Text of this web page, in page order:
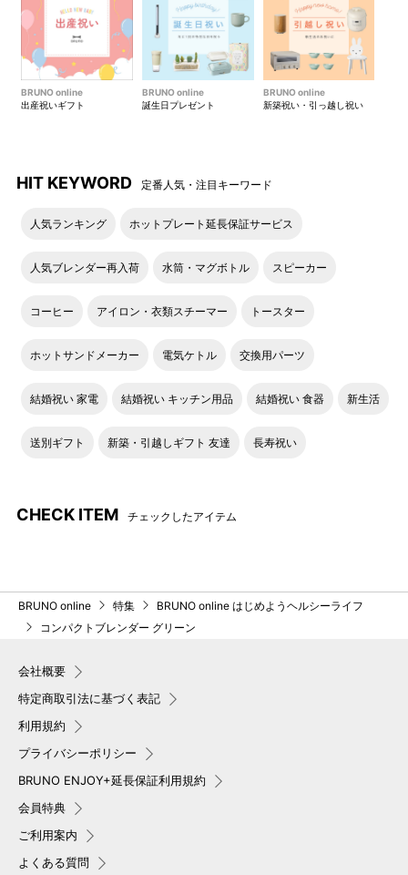
どのスイーツまで、 本格レシピをおうちで手軽に愉しめます。
毎日の暮らしにフィットする無駄のないシンプルな使いやすさが魅力
です。
メモリ付き
ごとにメモリがあり、最大で
のでブレンダーだけで分量を
また、ブレンダーカップ自体
ことができるくらい軽く軽量
ます。
フタには小窓付き
ャップがついているので、フ
の牛乳やシロップ、はちみつ
す。調理中はフタを外す必要
ップに調味料を入れてそのま
お手入れも簡単
洗剤で水洗いするだけで難し
いお手入れ方法もありませ
ん。
いるため洗いやすくコンパク
トサイズなので省スペースで
底面はラバー素材
を押している間も安定しやす
くしてくれます。
「コンパクトガラスブレンダ
注ぎやすい口元
軽量カップとして使用可能
BRUNO online
出産祝いギフト
BRUNO online
誕生日プレゼント
BRUNO online
新築祝い・引っ越し祝い
HIT KEYWORD 定番人気・注目キーワード
人気ランキング ホットプレート延長保証サービス
人気ブレンダー再入荷 水筒・マグボトル スピーカー
コーヒー アイロン・衣類スチーマー トースター
ホットサンドメーカー 電気ケトル 交換用パーツ
結婚祝い 家電 結婚祝い キッチン用品 結婚祝い 食器 新生活
送別ギフト 新築・引越しギフト 友達 長寿祝い
CHECK ITEM チェックしたアイテム
BRUNO online 特集
BRUNO online はじめようヘルシーライフ
コンパクトブレンダー グリーン
会社概要
特定商取引法に基づく表記
利用規約
プライバシーポリシー
BRUNO ENJOY+延長保証利用規約
会員特典
ご利用案内
よくある質問